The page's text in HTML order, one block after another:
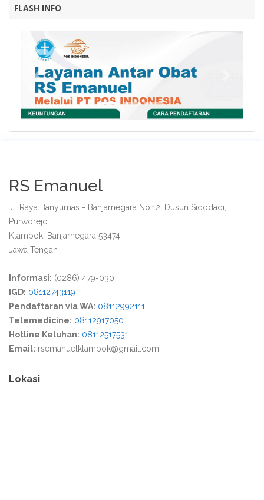
FLASH INFO
Previous
RS Emanuel
Jl. Raya Banyumas - Banjarnegara No.12, Dusun Sidodadi,
Purworejo
Klampok, Banjarnegara 53474
Jawa Tengah
Informasi: (0286) 479-030
IGD: 08112743119
Pendaftaran via WA: 08112992111
Telemedicine: 08112917050
Hotline Keluhan: 08112517531
Email: rsemanuelklampok@gmail.com
Lokasi